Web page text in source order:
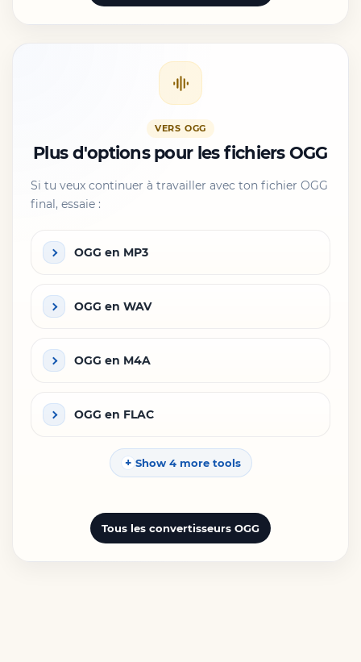
VERS OGG
Plus d'options pour les fichiers OGG
Si tu veux continuer à travailler avec ton fichier OGG
final, essaie :
OGG en MP3
OGG en WAV
OGG en M4A
OGG en FLAC
Show 4 more tools
Tous les convertisseurs OGG